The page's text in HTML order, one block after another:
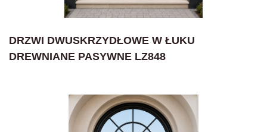
DRZWI DWUSKRZYDŁOWE W ŁUKU
DREWNIANE PASYWNE LZ848